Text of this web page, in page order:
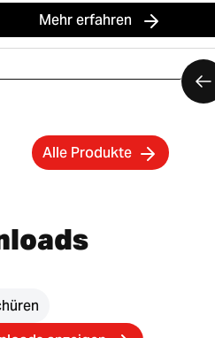
Mehr erfahren
Alle Produkte